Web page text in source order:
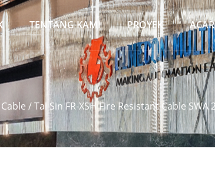
TENTANG KAMI PROYEK
/ Tai Sin FR-XSH Fire Resistant Cable SWA